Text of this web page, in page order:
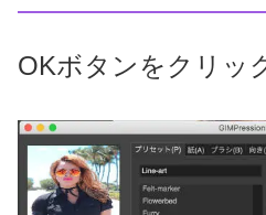
OKボタンをクリッ